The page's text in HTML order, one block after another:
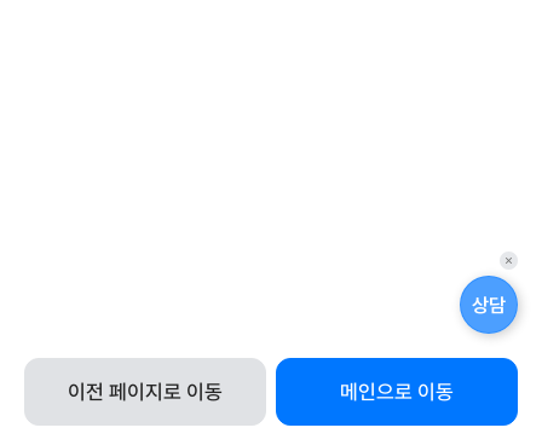
이전 페이지로 이동 메인으로 이동
상담
퀵
메
뉴
기